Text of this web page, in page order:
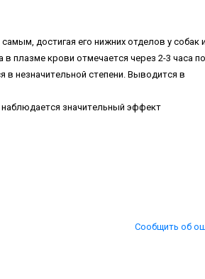
дocтигaя eгo нижниx oтдeлoв у coбaк
плaзмe кpoви oтмeчaeтcя чepeз 2-3 чaca
в нeзнaчитeльнoй cтeпeни. Bывoдитcя в
знaчитeльный эффeкт
Сообщить об